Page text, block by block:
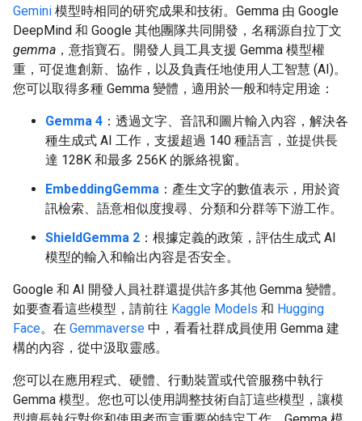
Gemini 模型時相同的研究成果和技術。Gemma 由 Google
DeepMind 和 Google 其他團隊共同開發，名稱源自拉丁文
gemma ，意指寶石。開發人員工具支援 Gemma 模型權
重，可促進創新、協作，以及負責任地使用人工智慧 (AI)。
您可以取得多種 Gemma 變體，適用於一般和特定用途：
Gemma 4 ：透過文字、音訊和圖片輸入內容，解決各
種生成式 AI 工作，支援超過 140 種語言，並提供長
達 128K 和最多 256K 的脈絡視窗。
EmbeddingGemma ：產生文字的數值表示，用於資
訊檢索、語意相似度搜尋、分類和分群等下游工作。
ShieldGemma 2 ：根據定義的政策，評估生成式 AI
模型的輸入和輸出內容是否安全。
Google 和 AI 開發人員社群還提供許多其他 Gemma 變體。
如要查看這些模型，請前往 Kaggle Models 和 Hugging
Face。在 Gemmaverse 中，看看社群成員使用 Gemma 建
構的內容，從中汲取靈感。
您可以在應用程式、硬體、行動裝置或代管服務中執行
Gemma 模型。您也可以使用調整技術自訂這些模型，讓模